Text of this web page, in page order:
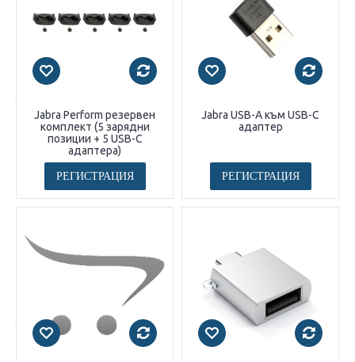
Jabra Perform резервен
комплект (5 зарядни
позиции + 5 USB-C
адаптера)
РЕГИСТРАЦИЯ
Jabra USB-A към USB-C
адаптер
РЕГИСТРАЦИЯ